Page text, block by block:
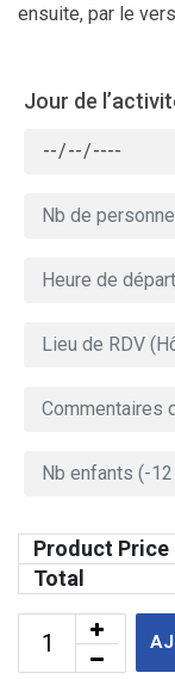
ensuite, par le
Jour de
Product Price
Total